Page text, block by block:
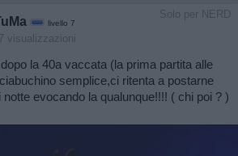
Solo per NERD
livello 7
visualizzazioni
la 40a vaccata (la prima partita alle
semplice,ci ritenta a postarne
evocando la qualunque!!!! ( chi poi ? )